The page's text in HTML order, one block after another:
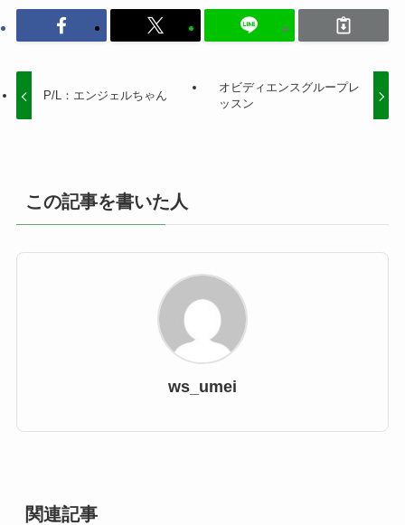
P/L：エンジェルちゃん
オビディエンスグループレ
ッスン
この記事を書いた人
ws_umei
関連記事